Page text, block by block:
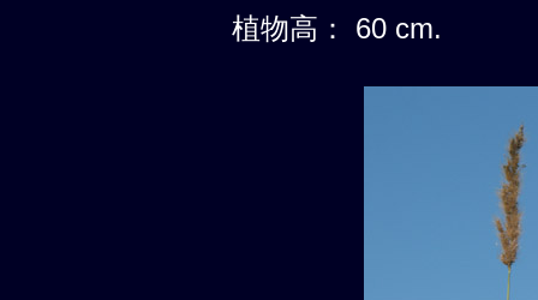
植物高： 60 cm.